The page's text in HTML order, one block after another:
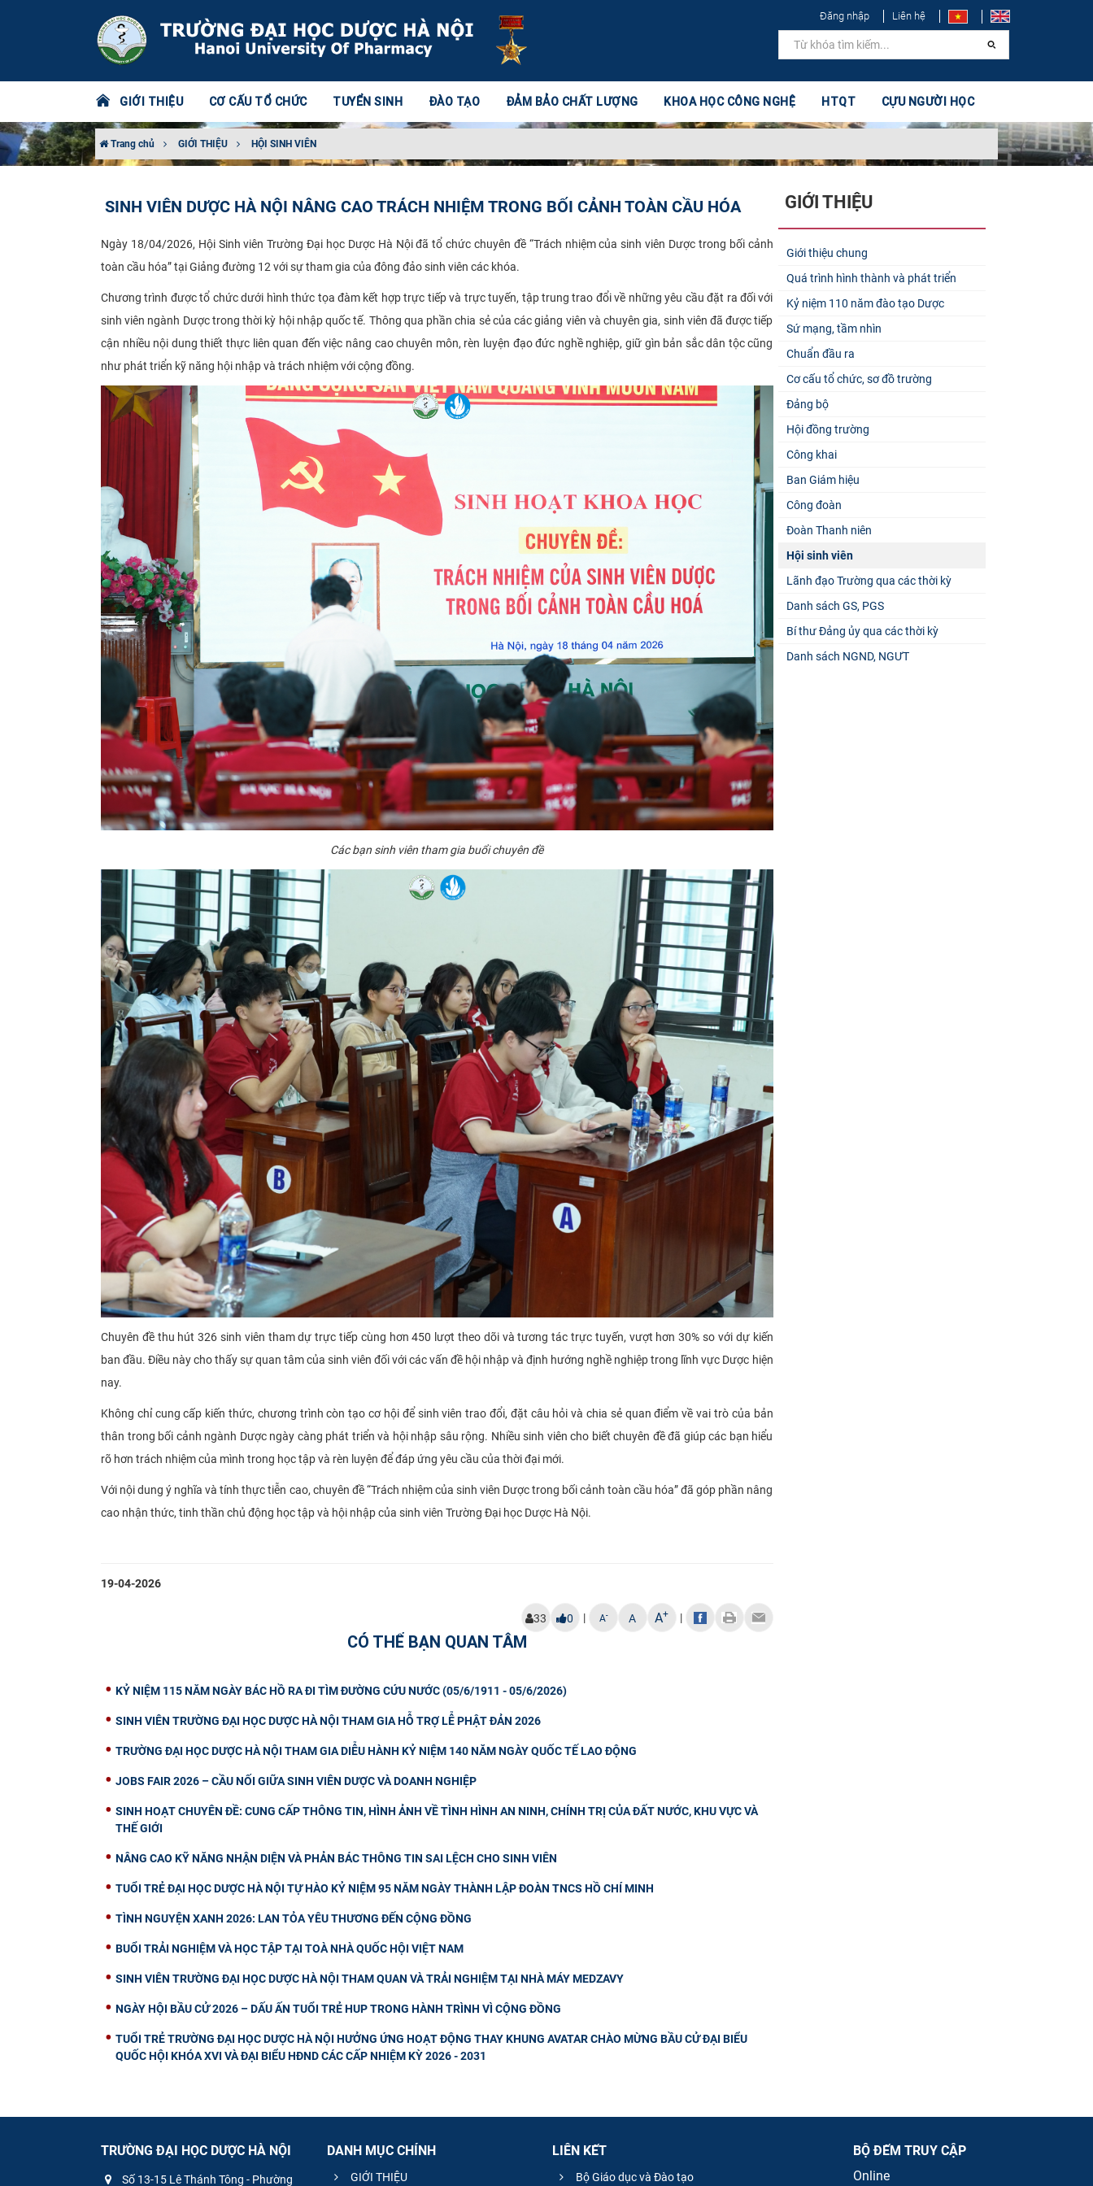
Đăng nhập Liên hệ
GIỚI THIỆU CƠ CẤU TỔ CHỨC TUYỂN SINH ĐÀO TẠO ĐẢM BẢO CHẤT LƯỢNG KHOA HỌC CÔNG NGHỆ HTQT CỰU NGƯỜI HỌC
Trang chủ GIỚI THIỆU HỘI SINH VIÊN
SINH VIÊN DƯỢC HÀ NỘI NÂNG CAO TRÁCH NHIỆM TRONG BỐI CẢNH TOÀN CẦU HÓA
Ngày 18/04/2026, Hội Sinh viên Trường Đại học Dược Hà Nội đã tổ chức chuyên đề “Trách nhiệm của sinh viên Dược trong bối cảnh
toàn cầu hóa” tại Giảng đường 12 với sự tham gia của đông đảo sinh viên các khóa.
Chương trình được tổ chức dưới hình thức tọa đàm kết hợp trực tiếp và trực tuyến, tập trung trao đổi về những yêu cầu đặt ra đối với
sinh viên ngành Dược trong thời kỳ hội nhập quốc tế. Thông qua phần chia sẻ của các giảng viên và chuyên gia, sinh viên đã được tiếp
cận nhiều nội dung thiết thực liên quan đến việc nâng cao chuyên môn, rèn luyện đạo đức nghề nghiệp, giữ gìn bản sắc dân tộc cũng
như phát triển kỹ năng hội nhập và trách nhiệm với cộng đồng.
Các bạn sinh viên tham gia buổi chuyên đề
Chuyên đề thu hút 326 sinh viên tham dự trực tiếp cùng hơn 450 lượt theo dõi và tương tác trực tuyến, vượt hơn 30% so với dự kiến
ban đầu. Điều này cho thấy sự quan tâm của sinh viên đối với các vấn đề hội nhập và định hướng nghề nghiệp trong lĩnh vực Dược hiện
nay.
Không chỉ cung cấp kiến thức, chương trình còn tạo cơ hội để sinh viên trao đổi, đặt câu hỏi và chia sẻ quan điểm về vai trò của bản
thân trong bối cảnh ngành Dược ngày càng phát triển và hội nhập sâu rộng. Nhiều sinh viên cho biết chuyên đề đã giúp các bạn hiểu
rõ hơn trách nhiệm của mình trong học tập và rèn luyện để đáp ứng yêu cầu của thời đại mới.
Với nội dung ý nghĩa và tính thực tiễn cao, chuyên đề “Trách nhiệm của sinh viên Dược trong bối cảnh toàn cầu hóa” đã góp phần nâng
cao nhận thức, tinh thần chủ động học tập và hội nhập của sinh viên Trường Đại học Dược Hà Nội.
19-04-2026
33 0 | A- A A+ |
CÓ THỂ BẠN QUAN TÂM
KỶ NIỆM 115 NĂM NGÀY BÁC HỒ RA ĐI TÌM ĐƯỜNG CỨU NƯỚC (05/6/1911 - 05/6/2026)
SINH VIÊN TRƯỜNG ĐẠI HỌC DƯỢC HÀ NỘI THAM GIA HỖ TRỢ LỄ PHẬT ĐẢN 2026
TRƯỜNG ĐẠI HỌC DƯỢC HÀ NỘI THAM GIA DIỄU HÀNH KỶ NIỆM 140 NĂM NGÀY QUỐC TẾ LAO ĐỘNG
JOBS FAIR 2026 – CẦU NỐI GIỮA SINH VIÊN DƯỢC VÀ DOANH NGHIỆP
SINH HOẠT CHUYÊN ĐỀ: CUNG CẤP THÔNG TIN, HÌNH ẢNH VỀ TÌNH HÌNH AN NINH, CHÍNH TRỊ CỦA ĐẤT NƯỚC, KHU VỰC VÀ
THẾ GIỚI
NÂNG CAO KỸ NĂNG NHẬN DIỆN VÀ PHẢN BÁC THÔNG TIN SAI LỆCH CHO SINH VIÊN
TUỔI TRẺ ĐẠI HỌC DƯỢC HÀ NỘI TỰ HÀO KỶ NIỆM 95 NĂM NGÀY THÀNH LẬP ĐOÀN TNCS HỒ CHÍ MINH
TÌNH NGUYỆN XANH 2026: LAN TỎA YÊU THƯƠNG ĐẾN CỘNG ĐỒNG
BUỔI TRẢI NGHIỆM VÀ HỌC TẬP TẠI TOÀ NHÀ QUỐC HỘI VIỆT NAM
SINH VIÊN TRƯỜNG ĐẠI HỌC DƯỢC HÀ NỘI THAM QUAN VÀ TRẢI NGHIỆM TẠI NHÀ MÁY MEDZAVY
NGÀY HỘI BẦU CỬ 2026 – DẤU ẤN TUỔI TRẺ HUP TRONG HÀNH TRÌNH VÌ CỘNG ĐỒNG
TUỔI TRẺ TRƯỜNG ĐẠI HỌC DƯỢC HÀ NỘI HƯỞNG ỨNG HOẠT ĐỘNG THAY KHUNG AVATAR CHÀO MỪNG BẦU CỬ ĐẠI BIỂU
QUỐC HỘI KHÓA XVI VÀ ĐẠI BIỂU HĐND CÁC CẤP NHIỆM KỲ 2026 - 2031
GIỚI THIỆU
Giới thiệu chung
Quá trình hình thành và phát triển
Kỷ niệm 110 năm đào tạo Dược
Sứ mạng, tầm nhìn
Chuẩn đầu ra
Cơ cấu tổ chức, sơ đồ trường
Đảng bộ
Hội đồng trường
Công khai
Ban Giám hiệu
Công đoàn
Đoàn Thanh niên
Hội sinh viên
Lãnh đạo Trường qua các thời kỳ
Danh sách GS, PGS
Bí thư Đảng ủy qua các thời kỳ
Danh sách NGND, NGƯT
TRƯỜNG ĐẠI HỌC DƯỢC HÀ NỘI
Số 13-15 Lê Thánh Tông - Phường
DANH MỤC CHÍNH
GIỚI THIỆU
LIÊN KẾT
Bộ Giáo dục và Đào tạo
BỘ ĐẾM TRUY CẬP
Online